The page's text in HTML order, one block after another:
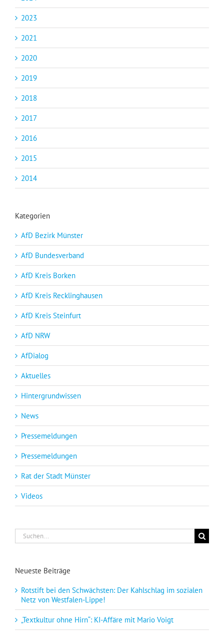
2023
2021
2020
2019
2018
2017
2016
2015
2014
Kategorien
AfD Bezirk Münster
AfD Bundesverband
AfD Kreis Borken
AfD Kreis Recklinghausen
AfD Kreis Steinfurt
AfD NRW
AfDialog
Aktuelles
Hintergrundwissen
News
Pressemeldungen
Pressemeldungen
Rat der Stadt Münster
Videos
Suche
nach:
Neueste Beiträge
Rotstift bei den Schwächsten: Der Kahlschlag im sozialen
Netz von Westfalen-Lippe!
„Textkultur ohne Hirn“: KI-Affäre mit Mario Voigt